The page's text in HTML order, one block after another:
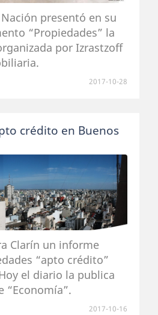
presentó en su
“Propiedades” la
por Izrastzoff
2017-10-28
crédito en Buenos
Clarín un informe
“apto crédito”
el diario la publica
“Economía”.
2017-10-16